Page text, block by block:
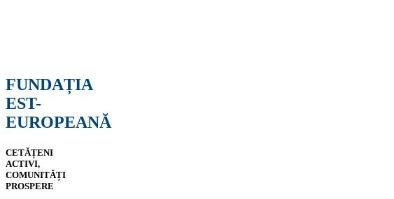
FUNDAȚIA
EST-
EUROPEANĂ
CETĂȚENI
ACTIVI,
COMUNITĂȚI
PROSPERE